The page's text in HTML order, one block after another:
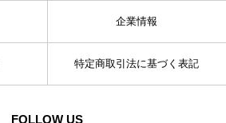
企業情報
特定商取引法に基づく表記
FOLLOW US